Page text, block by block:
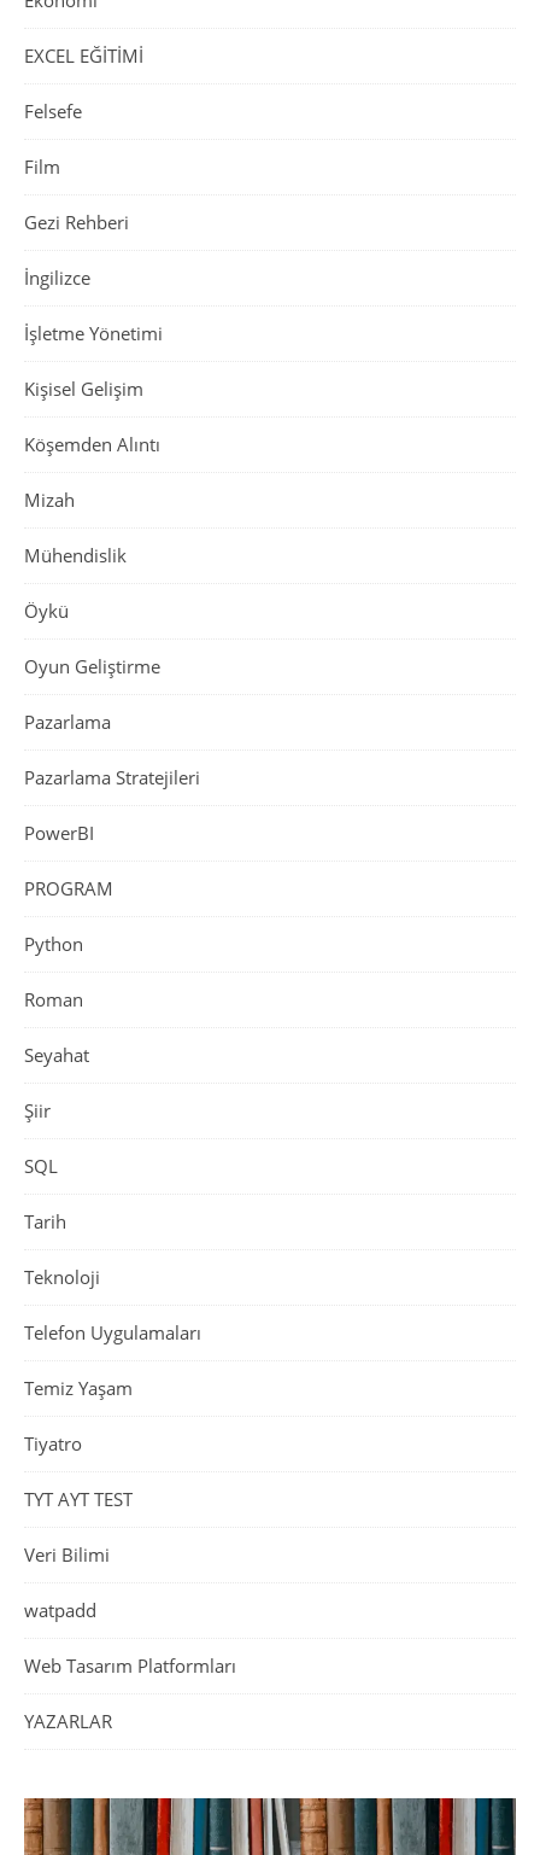
EXCEL EĞİTİMİ
Felsefe
Film
Gezi Rehberi
İngilizce
İşletme Yönetimi
Kişisel Gelişim
Köşemden Alıntı
Mizah
Mühendislik
Öykü
Oyun Geliştirme
Pazarlama
Pazarlama Stratejileri
PowerBI
PROGRAM
Python
Roman
Seyahat
Şiir
SQL
Tarih
Teknoloji
Telefon Uygulamaları
Temiz Yaşam
Tiyatro
TYT AYT TEST
Veri Bilimi
watpadd
Web Tasarım Platformları
YAZARLAR